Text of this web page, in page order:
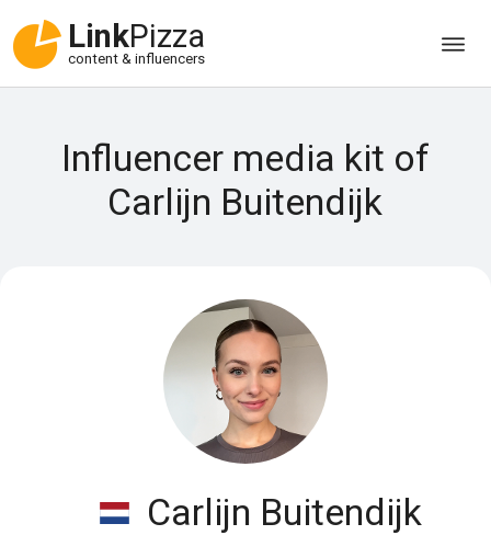
LinkPizza
content & influencers
Influencer media kit of
Carlijn Buitendijk
Carlijn Buitendijk